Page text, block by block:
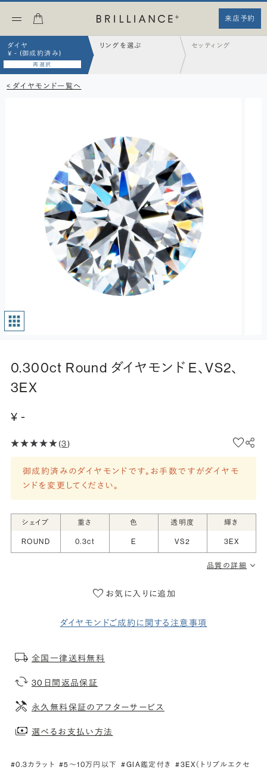
来店予約
ダイヤ
¥ - (御成約済み)
再選択
リングを選ぶ セッティング
< ダイヤモンド一覧へ
0.300ct Round ダイヤモンド E、VS2、
3EX
¥ -
(3)
御成約済みのダイヤモンドです。お手数ですがダイヤモ
ンドを変更してください。
シェイプ 重さ 色 透明度 輝き
ROUND 0.3ct E VS2 3EX
品質の詳細
お気に入りに追加
ダイヤモンドご成約に関する注意事項
全国一律送料無料
30日間返品保証
永久無料保証のアフターサービス
選べるお支払い方法
#0.3カラット #5〜10万円以下 #GIA鑑定付き
#3EX（トリプルエクセ